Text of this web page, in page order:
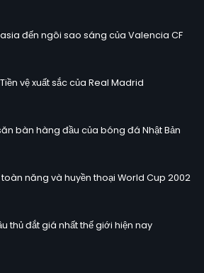
đến ngôi sao sáng của Valencia CF
vệ xuất sắc của Real Madrid
bàn hàng đầu của bóng đá Nhật Bản
năng và huyền thoại World Cup 2002
thủ đắt giá nhất thế giới hiện nay